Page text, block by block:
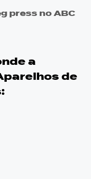
press no ABC
a
de